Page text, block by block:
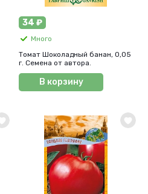
34 ₽
Много
Томат Шоколадный банан, 0,05
г. Семена от автора.
В корзину